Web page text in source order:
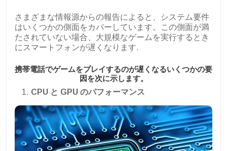
さまざまな情報源からの報告によると、システム要件
はいくつかの側面をカバーしています。この側面が満
たされていない場合、大規模なゲームを実行するとき
にスマートフォンが遅くなります.
携帯電話でゲームをプレイするのが遅くなるいくつかの要
因を次に示します。
CPU と GPU のパフォーマンス